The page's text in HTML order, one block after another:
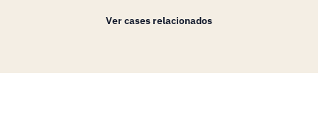
Ver cases relacionados